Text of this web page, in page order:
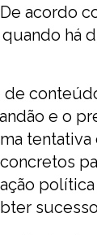
acordo
há
e o